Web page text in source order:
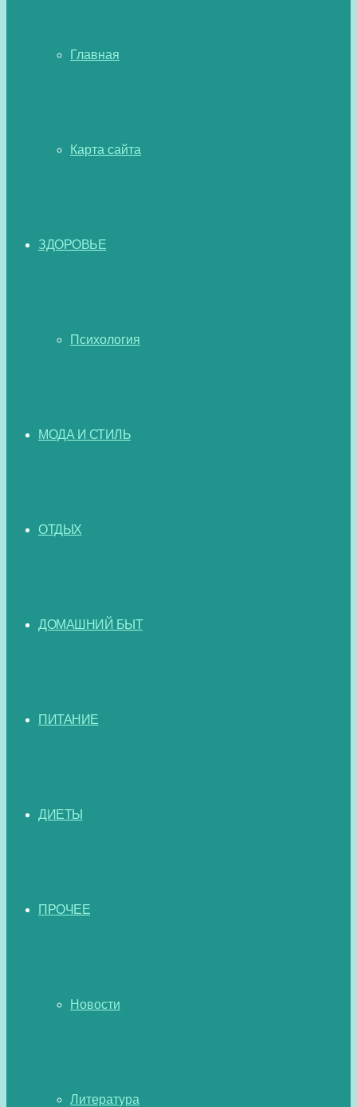
Главная
Карта сайта
ЗДОРОВЬЕ
Психология
МОДА И СТИЛЬ
ОТДЫХ
ДОМАШНИЙ БЫТ
ПИТАНИЕ
ДИЕТЫ
ПРОЧЕЕ
Новости
Литература